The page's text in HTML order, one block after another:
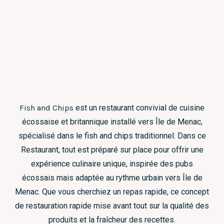
Fish and Chips est un restaurant convivial de cuisine
écossaise et britannique installé vers Île de Menac,
spécialisé dans le fish and chips traditionnel. Dans ce
Restaurant, tout est préparé sur place pour offrir une
expérience culinaire unique, inspirée des pubs
écossais mais adaptée au rythme urbain vers Île de
Menac. Que vous cherchiez un repas rapide, ce concept
de restauration rapide mise avant tout sur la qualité des
produits et la fraîcheur des recettes.